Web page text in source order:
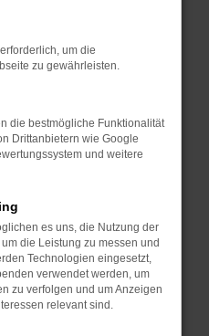
wie Werbeblocker,
Seiten
die Seite in einem
in einem privaten
vorübergehende
Browser und dein
neuesten Stand
nicht nur ein
kann auch dazu
Funktionen nicht mehr
um die
zu gewährleisten.
die bestmögliche Funktionalität
Drittanbietern wie Google
und weitere
es uns, die Nutzung der
die Leistung zu messen und
Technologien eingesetzt,
verwendet werden, um
zu verfolgen und um Anzeigen
relevant sind.